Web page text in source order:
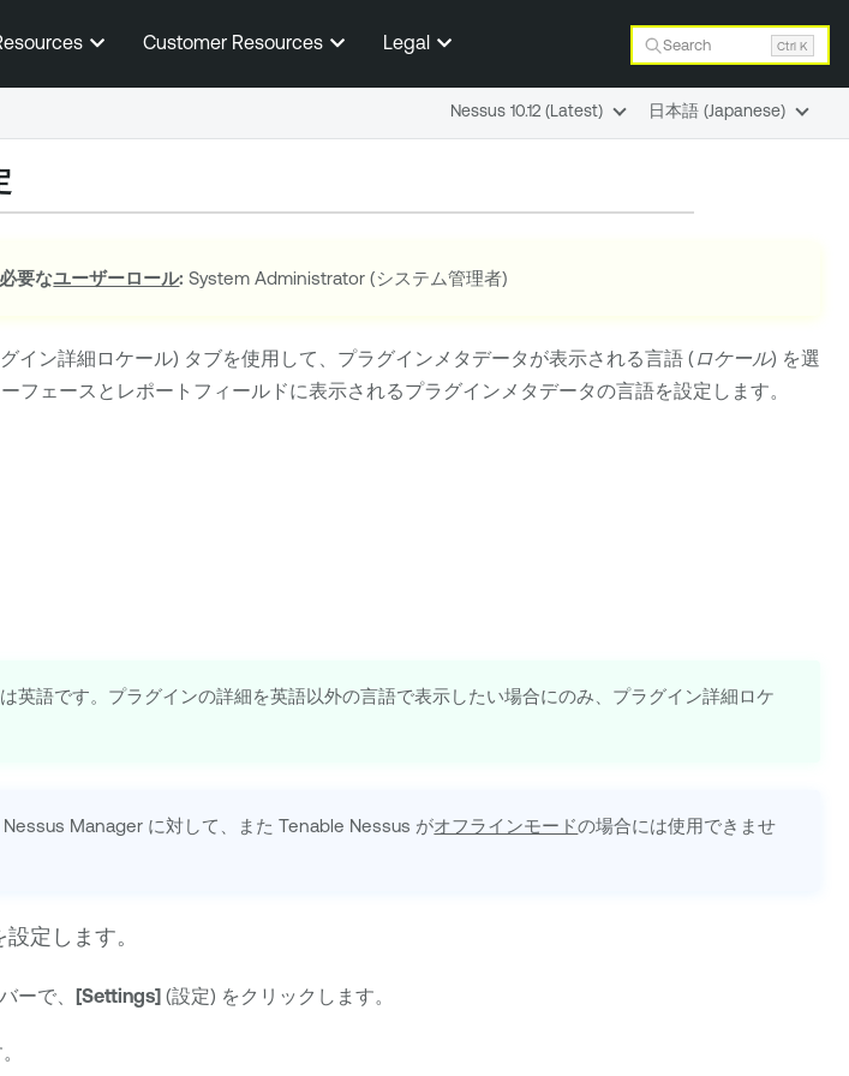
テンツに移動するCustomer Resources Legal Search Ctrl K
要なユーザーロール: System Administrator (システム管理者)
イン詳細ロケール) タブを使用して、プラグインメタデータが表示される言語 (ロケール) を選
フェースとレポートフィールドに表示されるプラグインメタデータの言語を設定します。
英語です。プラグインの詳細を英語以外の言語で表示したい場合にのみ、プラグイン詳細ロケ
Manager に対して、またTenable Nessus がオフラインモードの場合には使用できませ
定します。
ーで、 [Settings](設定) をクリックします。
Nessus 10.12 (Latest) 日本語 (Japanese)